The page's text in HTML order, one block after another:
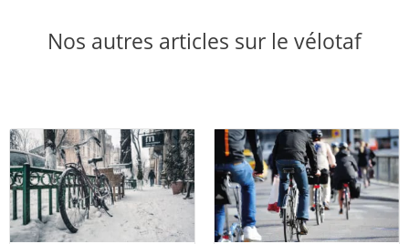
Nos autres articles sur le vélotaf